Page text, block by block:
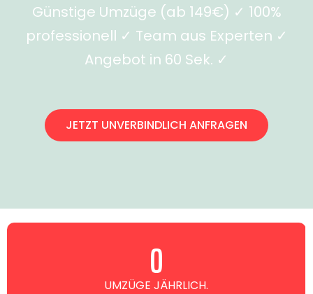
Günstige Umzüge (ab 149€) ✓ 100%
professionell ✓ Team aus Experten ✓
Angebot in 60 Sek. ✓
JETZT UNVERBINDLICH ANFRAGEN
UMZÜGE JÄHRLICH.
0